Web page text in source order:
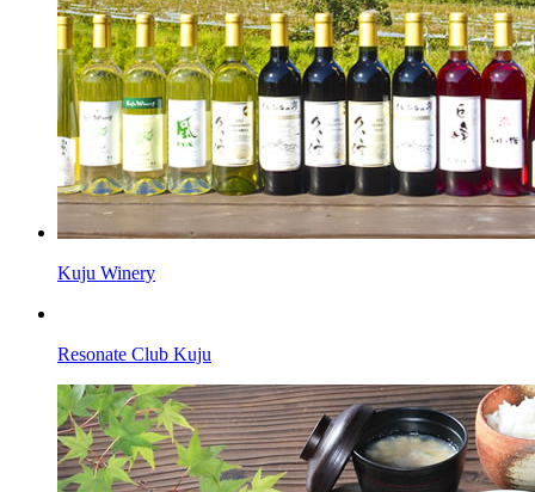
Kuju Winery
Resonate Club Kuju